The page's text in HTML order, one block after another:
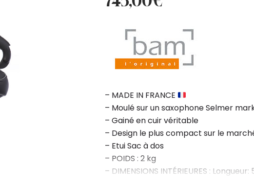
828,00€.
745,00€.
– MADE IN FRANCE
– Moulé sur un saxophone Selmer
– Gainé en cuir véritable
– Design le plus compact sur le
– Etui Sac à dos
– POIDS : 2 kg
– DIMENSIONS INTÉRIEURES :